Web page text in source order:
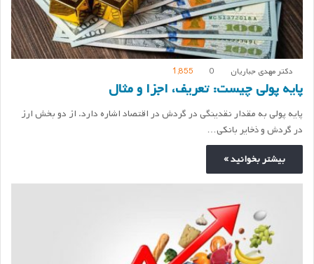
دکتر مهدی جباریان 0
1,855
پایه پولی چیست: تعریف، اجزا و مثال
پایه پولی به مقدار نقدینگی در گردش در اقتصاد اشاره دارد. از دو بخش ارز
در گردش و ذخایر بانکی…
بیشتر بخوانید »